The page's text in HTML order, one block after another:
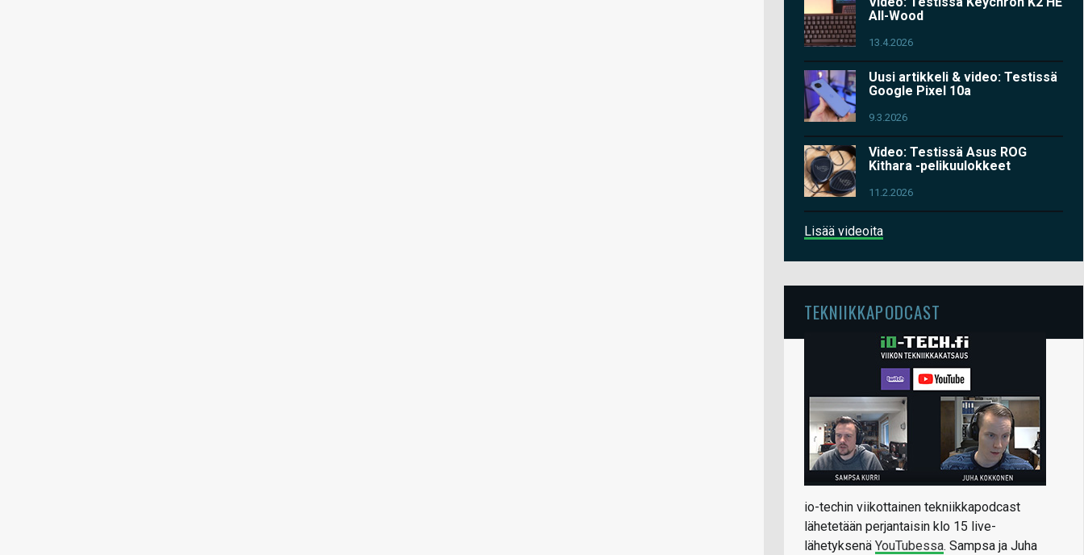
All-Wood
13.4.2026
Uusi artikkeli & video: Testissä
Google Pixel 10a
9.3.2026
Video: Testissä Asus ROG
Kithara -pelikuulokkeet
11.2.2026
Lisää videoita
TEKNIIKKAPODCAST
io-techin viikottainen tekniikkapodcast
lähetetään perjantaisin klo 15 live-
lähetyksenä YouTubessa. Sampsa ja Juha